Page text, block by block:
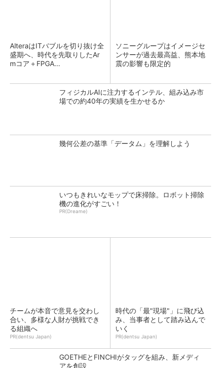
AlteraはITバブルを切り抜け全
盛期へ、時代を先取りしたAr
mコア＋FPGA...
ソニーグループはイメージセ
ンサーが過去最高益、熊本地
震の影響も限定的
フィジカルAIに注力するインテル、組み込み市
場での約40年の実績を生かせるか
幾何公差の基準「データム」を理解しよう
いつもきれいなモップで床掃除。ロボット掃除
機の進化がすごい！
PR(Dreame)
チームが本音で意見を交わし
合い、多様な人財が挑戦でき
る組織へ
PR(dentsu Japan)
時代の「最"現場"」に飛び込
み、当事者として踏み込んで
いく
PR(dentsu Japan)
GOETHEとFINCHIがタッグを組み、新メディ
アを創設